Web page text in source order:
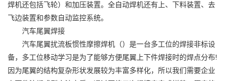
焊机还包括飞轮）和加压装置。全自动焊机还有上、下料装置、去
飞边装置和参数自动监控系统。
汽车尾翼焊接
汽车尾翼扰流板惯性摩擦焊机（）是一台多工位的焊接非标设
备，多工位移动学习是为了能够方便尾翼上下件焊接时的焊点分布!
因为尾翼的结构复杂形状发展较为丰富多样化，所以我们需要企业